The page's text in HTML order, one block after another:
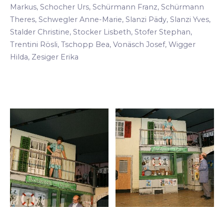
Markus, Schocher Urs, Schürmann Franz, Schürmann
Theres, Schwegler Anne-Marie, Slanzi Pädy, Slanzi Yves,
Stalder Christine, Stocker Lisbeth, Stofer Stephan,
Trentini Rösli, Tschopp Bea, Vonäsch Josef, Wigger
Hilda, Zesiger Erika